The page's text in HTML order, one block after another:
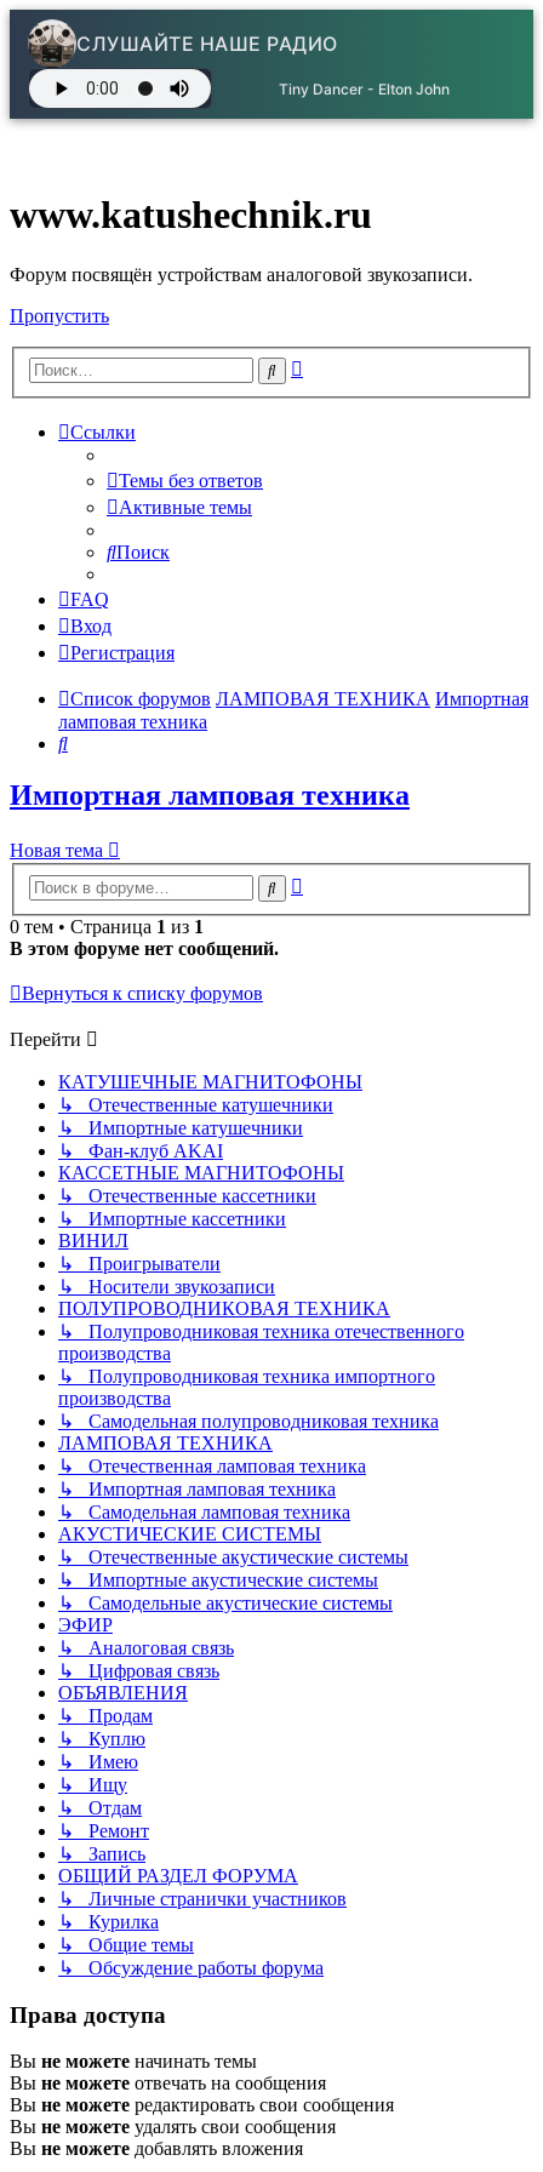
СЛУШАЙТЕ НАШЕ РАДИО
Tiny Dancer - Elton John
www.katushechnik.ru
Форум посвящён устройствам аналоговой звукозаписи.
Пропустить
Поиск
Ссылки
Темы без ответов
Активные темы
Поиск
FAQ
Вход
Регистрация
Список форумов ЛАМПОВАЯ ТЕХНИКА Импортная
ламповая техника
Поиск
Импортная ламповая техника
Новая тема
Поиск
0 тем • Страница 1 из 1
В этом форуме нет сообщений.
Вернуться к списку форумов
Перейти
КАТУШЕЧНЫЕ МАГНИТОФОНЫ
↳ Отечественные катушечники
↳ Импортные катушечники
↳ Фан-клуб AKAI
КАССЕТНЫЕ МАГНИТОФОНЫ
↳ Отечественные кассетники
↳ Импортные кассетники
ВИНИЛ
↳ Проигрыватели
↳ Носители звукозаписи
ПОЛУПРОВОДНИКОВАЯ ТЕХНИКА
↳ Полупроводниковая техника отечественного
производства
↳ Полупроводниковая техника импортного
производства
↳ Самодельная полупроводниковая техника
ЛАМПОВАЯ ТЕХНИКА
↳ Отечественная ламповая техника
↳ Импортная ламповая техника
↳ Самодельная ламповая техника
АКУСТИЧЕСКИЕ СИСТЕМЫ
↳ Отечественные акустические системы
↳ Импортные акустические системы
↳ Самодельные акустические системы
ЭФИР
↳ Аналоговая связь
↳ Цифровая связь
ОБЪЯВЛЕНИЯ
↳ Продам
↳ Куплю
↳ Имею
↳ Ищу
↳ Отдам
↳ Ремонт
↳ Запись
ОБЩИЙ РАЗДЕЛ ФОРУМА
↳ Личные странички участников
↳ Курилка
↳ Общие темы
↳ Обсуждение работы форума
Права доступа
Вы не можете начинать темы
Вы не можете отвечать на сообщения
Вы не можете редактировать свои сообщения
Вы не можете удалять свои сообщения
Вы не можете добавлять вложения